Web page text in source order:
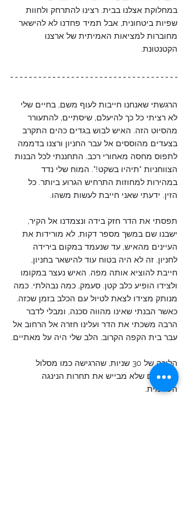
במחלוקת אצלנו בבית. רצינו להתרחק ולחוות
שפיות ביטחונית, אבל תמיד פחדנו לא להישאר
מחוברות למציאות האמיתית של ארצנו
הקטנטונת.
הרגשתי שאנחנו חייבות לעוף משם, בחיים שלי
לא רציתי כל כך להיעלם, שיסתיים, להתעורר
מהסיוט הזה. האיש לבוש בגדים כהים התקרב
בצעדים מהוססים אל עבר החניון ורצנו בדממה
לתפוס מחסה מאחורי רכב. התחננתי לכל הבנות
הצווחניות "תיהיו בשקט!". המוח שלי נדד
במהירות למחוזות התרחיש הגרוע ביותר. כל
הזין. ידעתי שאני חייבת לעשות משהו.
תפסתי את הדר חזק בידה ונצמדנו אל הקיר,
ישבנו שם במשך מספר דקות, לא מורידות את
העיינים מהאיש, עד שנעמד במקום בירידה
לחניון. זה לא היה בטוח עוד להישאר בחניון,
חייבת להוציא אותה מפה. האיש נעצר במקומו
ולצידו הופיע כלב קטן. סעמק, כמה נבהלתי. כמה
מנותק מצידו לצאת לטיול עם הכלב בזמן שכזה.
כאשר הבנתי שאינו מהווה סכנה, ומבלי לדבר
הרבה משכתי את הדר ועלינו חזרה אל הרחוב אל
עבר בית הקפה הקרוב. הלב שלי היה על מאתיים.
הליכה של 30 שניות, שהרגישה כמו מסלול
מכשולים שלא מבייש את תחרות הנינגה
העולמית.